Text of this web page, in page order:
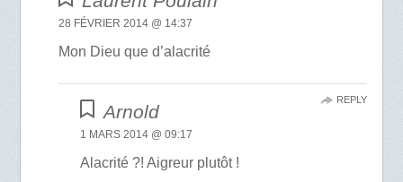
28 FÉVRIER 2014 @ 14:37
Mon Dieu que d’alacrité
Arnold
1 MARS 2014 @ 09:17
Alacrité ?! Aigreur plutôt !
REPLY